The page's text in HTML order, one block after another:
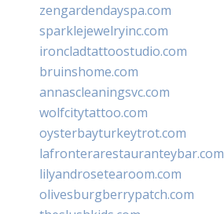
zengardendayspa.com
sparklejewelryinc.com
ironcladtattoostudio.com
bruinshome.com
annascleaningsvc.com
wolfcitytattoo.com
oysterbayturkeytrot.com
lafronterarestauranteybar.com
lilyandrosetearoom.com
olivesburgberrypatch.com